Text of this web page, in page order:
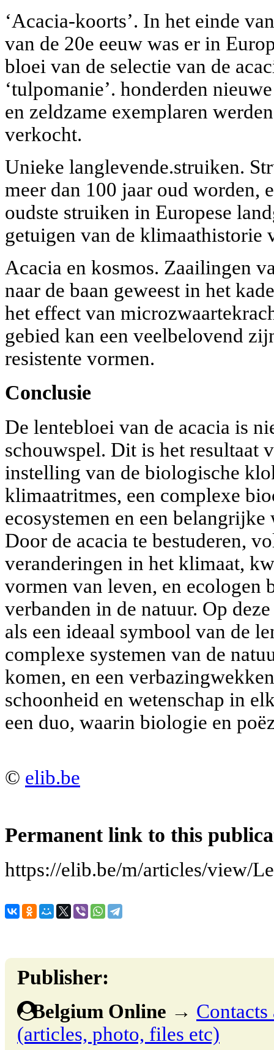
‘Acacia-koorts’. In het einde
van de 20e eeuw was er in
bloei van de selectie van de
‘tulpomanie’. honderden
en zeldzame exemplaren
verkocht.
Unieke langlevende.struiken.
meer dan 100 jaar oud worden,
oudste struiken in Europese
getuigen van de klimaathistorie
Acacia en kosmos. Zaailingen
naar de baan geweest in het
het effect van
gebied kan een veelbelovend
resistente vormen.
Conclusie
De lentebloei van de acacia is
schouwspel. Dit is het resultaat
instelling van de biologische
klimaatritmes, een complexe
ecosystemen en een
Door de acacia te bestuderen,
veranderingen in het klimaat,
vormen van leven, en ecologen
verbanden in de natuur. Op
als een ideaal symbool van de
complexe systemen van de
komen, en een
schoonheid en wetenschap in
een duo, waarin biologie en
© elib.be
Permanent link to this
https://elib.be/m/articles/view/
Publisher:
Belgium Online →
(articles, photo, files etc)